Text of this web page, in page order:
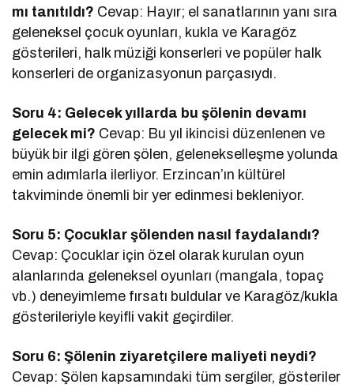
mı tanıtıldı? Cevap: Hayır; el sanatlarının yanı sıra
geleneksel çocuk oyunları, kukla ve Karagöz
gösterileri, halk müziği konserleri ve popüler halk
konserleri de organizasyonun parçasıydı.
Soru 4: Gelecek yıllarda bu şölenin devamı
gelecek mi? Cevap: Bu yıl ikincisi düzenlenen ve
büyük bir ilgi gören şölen, gelenekselleşme yolunda
emin adımlarla ilerliyor. Erzincan’ın kültürel
takviminde önemli bir yer edinmesi bekleniyor.
Soru 5: Çocuklar şölenden nasıl faydalandı?
Cevap: Çocuklar için özel olarak kurulan oyun
alanlarında geleneksel oyunları (mangala, topaç
vb.) deneyimleme fırsatı buldular ve Karagöz/kukla
gösterileriyle keyifli vakit geçirdiler.
Soru 6: Şölenin ziyaretçilere maliyeti neydi?
Cevap: Şölen kapsamındaki tüm sergiler, gösteriler